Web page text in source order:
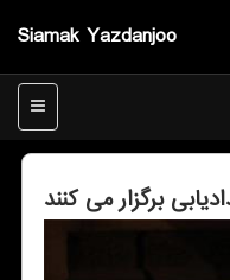
Siamak Yazdanjoo
منو
برگزار می كنند